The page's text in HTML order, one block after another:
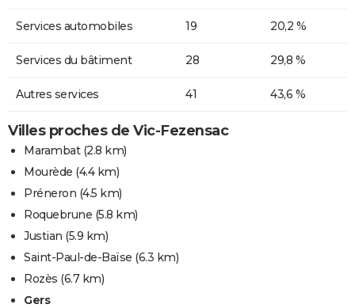
Services automobiles 19 20,2 %
Services du bâtiment 28 29,8 %
Autres services 41 43,6 %
Villes proches de Vic-Fezensac
Marambat(2.8 km)
Mourède (4.4 km)
Préneron (4.5 km)
Roquebrune (5.8 km)
Justian (5.9 km)
Saint-Paul-de-Baïse (6.3 km)
Rozès (6.7 km)
Gers